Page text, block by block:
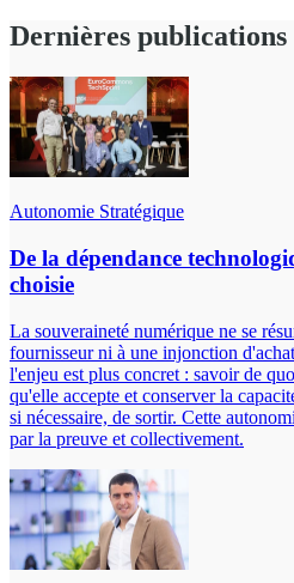
Dernières publications
Autonomie Stratégique
De la dépendance
choisie
La souveraineté numérique ne se
fournisseur ni à une injonction
l'enjeu est plus concret : savoir de
qu'elle accepte et conserver la
si nécessaire, de sortir. Cette
par la preuve et collectivement.